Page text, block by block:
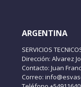
ARGENTINA
SERVICIOS
Dirección: Alvarez
Contacto: Juan
Correo: